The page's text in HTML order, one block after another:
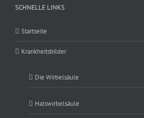
SCHNELLE LINKS
Startseite
Krankheitsbilder
Die Wirbelsäule
Halswirbelsäule